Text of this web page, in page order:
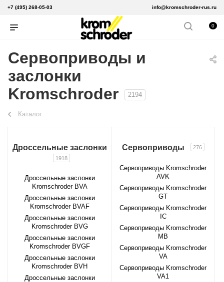
+7 (495) 268-05-03 info@kromschroder-rus.ru
0
Сервоприводы и
заслонки
Kromschroder
2194
Каталог
Дроссельные заслонки
1918
Дроссельные заслонки
Kromschroder BVA
Дроссельные заслонки
Kromschroder BVAF
Дроссельные заслонки
Kromschroder BVG
Дроссельные заслонки
Kromschroder BVGF
Дроссельные заслонки
Kromschroder BVH
Дроссельные заслонки
Сервоприводы 276
Сервоприводы Kromschroder
AVK
Сервоприводы Kromschroder
GT
Сервоприводы Kromschroder
IC
Сервоприводы Kromschroder
MB
Сервоприводы Kromschroder
VA
Сервоприводы Kromschroder
VA1